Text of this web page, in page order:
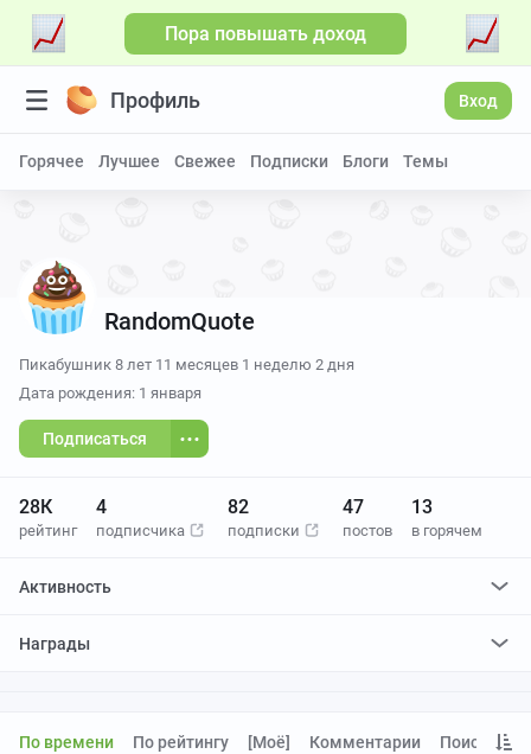
Пора повышать доход
Профиль Вход
Горячее Лучшее Свежее Подписки Блоги Темы
RandomQuote
Пикабушник 8 лет 11 месяцев 1 неделю 2 дня
Дата рождения: 1 января
Подписаться
28К
рейтинг
4
подписчика
82
подписки
47
постов
13
в горячем
Активность
отредактировал
Награды
По времени По рейтингу [моё] Комментарии Поиск
Больше видео